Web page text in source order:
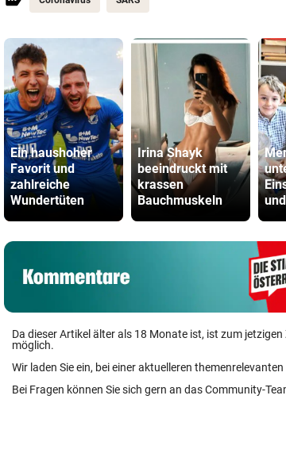
Ein haushoher
Favorit und
zahlreiche
Wundertüten
Irina Shayk
beeindruckt mit
krassen
Bauchmuskeln
Da dieser Artikel älter als 18 Monate ist, ist zum
möglich.
Wir laden Sie ein, bei einer aktuelleren
Bei Fragen können Sie sich gern an das Community-